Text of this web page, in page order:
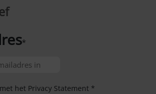
*
het Privacy Statement *